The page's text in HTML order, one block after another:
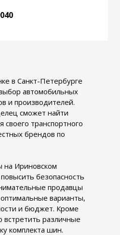
в Санкт-Петербурге
автомобильных
и производителей.
сможет найти
транспортного
брендов по
Ириновском
безопасность
продавцы
варианты,
и бюджет. Кроме
встретить различные
комплекта шин.